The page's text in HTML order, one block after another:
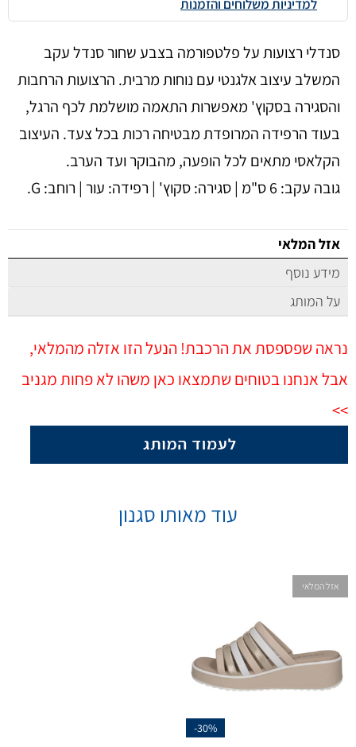
למדיניות משלוחים והזמנות
סנדלי רצועות על פלטפורמה בצבע שחור סנדל עקב
המשלב עיצוב אלגנטי עם נוחות מרבית. הרצועות הרחבות
והסגירה בסקוץ' מאפשרות התאמה מושלמת לכף הרגל,
בעוד הרפידה המרופדת מבטיחה רכות בכל צעד. העיצוב
הקלאסי מתאים לכל הופעה, מהבוקר ועד הערב.
גובה עקב: 6 ס"מ | סגירה: סקוץ' | רפידה: עור | רוחב: G.​
אזל המלאי
מידע נוסף
על המותג
נראה שפספסת את הרכבת! הנעל הזו אזלה מהמלאי,
אבל אנחנו בטוחים שתמצאו כאן משהו לא פחות מגניב
>>
עוד מאותו סגנון
-30%
אזל המלאי